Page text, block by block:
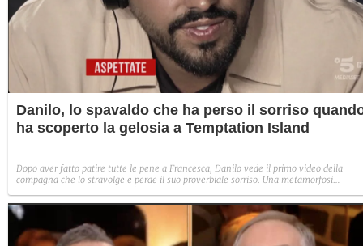
Danilo, lo spavaldo che ha perso il sorriso
ha scoperto la gelosia a Temptation Island
Dopo aver fatto patire tutte le pene a Francesca, Danilo vede il primo video della
compagna che lo stravolge e perde il suo proverbiale sorriso. Una metamorfosi